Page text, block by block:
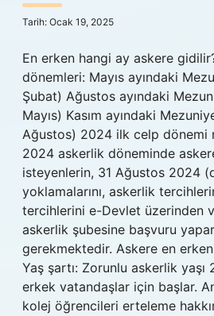
Tarih: Ocak 19, 2025
En erken hangi ay askere
dönemleri: Mayıs ayındaki
Şubat) Ağustos ayındaki
Mayıs) Kasım ayındaki
Ağustos) 2024 ilk celp dönemi
2024 askerlik döneminde
isteyenlerin, 31 Ağustos 2024
yoklamalarını, askerlik
tercihlerini e-Devlet üzerinden
askerlik şubesine başvuru
gerekmektedir. Askere en
Yaş şartı: Zorunlu askerlik yaşı
erkek vatandaşlar için başlar.
kolej öğrencileri erteleme